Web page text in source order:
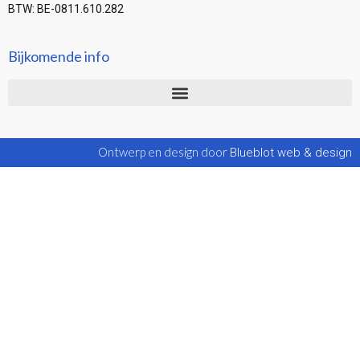
BTW: BE-0811.610.282
Bijkomende info
Ontwerp en design door Blueblot web & design